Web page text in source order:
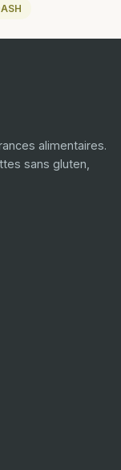
alimentaires.
sans gluten,